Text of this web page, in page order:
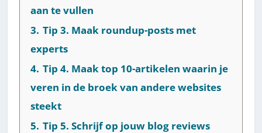
aan te vullen
3. Tip 3. Maak roundup-posts met
experts
4. Tip 4. Maak top 10-artikelen waarin je
veren in de broek van andere websites
steekt
5. Tip 5. Schrijf op jouw blog reviews